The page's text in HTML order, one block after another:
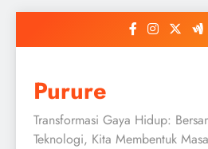
Purure
Transformasi Gaya Hidup:
Teknologi, Kita Membentuk